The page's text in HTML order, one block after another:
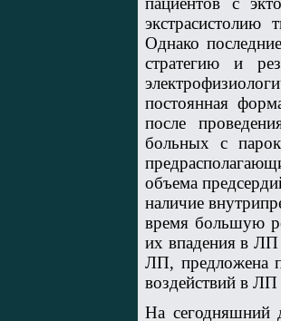
Однако
стратегию и
постоянная
после
больных с
объема
наличие
время большую
их впадения в
ЛП, предложена
воздействий в
На сегодняшний